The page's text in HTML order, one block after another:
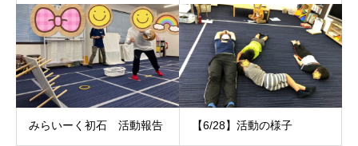
みらいーく初石 活動報告 【6/28】活動の様子